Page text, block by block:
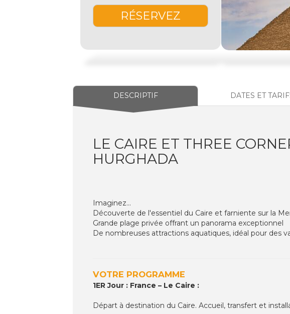
RÉSERVEZ
DESCRIPTIF DATES ET
LE CAIRE ET THREE
HURGHADA
Imaginez...
Découverte de l'essentiel du Caire et farniente sur la
Grande plage privée offrant un panorama exceptionnel
De nombreuses attractions aquatiques, idéal pour des
VOTRE PROGRAMME
1ER Jour : France – Le Caire :
Départ à destination du Caire. Accueil, transfert et